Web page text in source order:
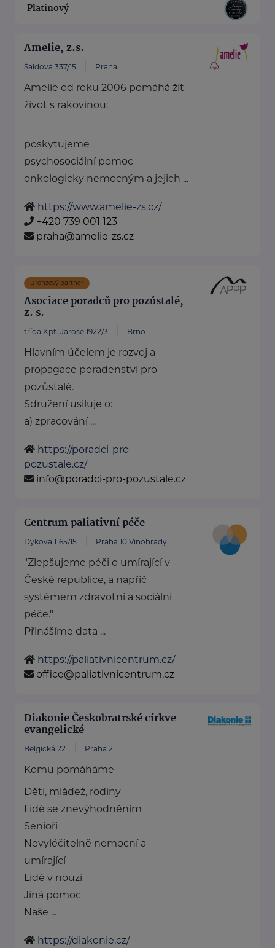
Platinový
Amelie, z.s.
Šaldova 337/15 Praha
Amelie od roku 2006 pomáhá žít
život s rakovinou:
poskytujeme
psychosociální pomoc
onkologicky nemocným a jejich ...
https://www.amelie-zs.cz/
+420 739 001 123
praha@amelie-zs.cz
Bronzový partner
Asociace poradců pro pozůstalé,
z. s.
třída Kpt. Jaroše 1922/3 Brno
Hlavním účelem je rozvoj a
propagace poradenství pro
pozůstalé.
Sdružení usiluje o:
a) zpracování ...
https://poradci-pro-
pozustale.cz/
info@poradci-pro-pozustale.cz
Centrum paliativní péče
Dykova 1165/15 Praha 10 Vinohrady
"Zlepšujeme péči o umírající v
České republice, a napříč
systémem zdravotní a sociální
péče."
Přinášíme data ...
https://paliativnicentrum.cz/
office@paliativnicentrum.cz
Diakonie Českobratrské církve
evangelické
Belgická 22 Praha 2
Komu pomáháme
Děti, mládež, rodiny
Lidé se znevýhodněním
Senioři
Nevyléčitelně nemocní a
umírající
Lidé v nouzi
Jiná pomoc
Naše ...
https://diakonie.cz/